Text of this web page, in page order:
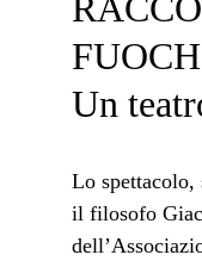
Un
Lo
il filosofo